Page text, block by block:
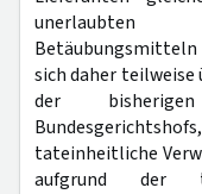
unerlaubten
sich daher
der
tateinheitliche
aufgrund der